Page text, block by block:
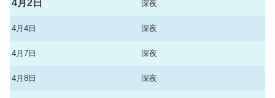
4月2日 深夜
4月4日 深夜
4月7日 深夜
4月8日 深夜